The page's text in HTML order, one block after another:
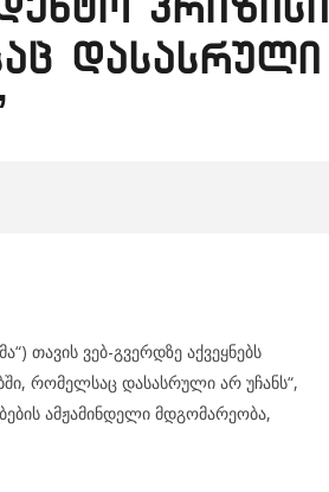
დასასრული
თავის ვებ-გვერდზე აქვეყნებს
რომელსაც დასასრული არ უჩანს“,
ამჟამინდელი მდგომარეობა,